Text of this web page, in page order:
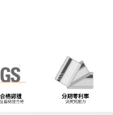
公司）所提供，讓
將買賣／分期付款
款。
商店將以您的個人
蒐集、處理及利用，
更正。
可透過四大超商／
。
取消訂單，請聯絡
需透過AFTEE先享
示為準，若有關於
「AFTEE先享後付